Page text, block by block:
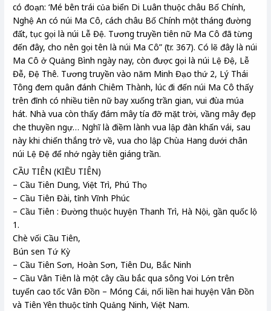
có đoạn: ‘Mé bên trái của biển Di Luân thuộc châu Bố Chính,
Nghệ An có núi Ma Cô, cách châu Bố Chính một tháng đường
đất, tục gọi là núi Lễ Đệ. Tương truyền tiên nữ Ma Cô đã từng
đến đây, cho nên gọi tên là núi Ma Cô” (tr. 367). Có lẽ đây là núi
Ma Cô ở Quảng Bình ngày nay, còn được gọi là núi Lệ Đệ, Lễ
Đễ, Đệ Thê. Tương truyền vào năm Minh Đạo thứ 2, Lý Thái
Tông đem quân đánh Chiêm Thành, lúc đi đến núi Ma Cô thấy
trên đỉnh có nhiều tiên nữ bay xuống trần gian, vui đùa múa
hát. Nhà vua còn thấy đám mây tía đỡ mặt trời, vầng mây đẹp
che thuyền ngự… Nghĩ là điềm lành vua lập đàn khấn vái, sau
này khi chiến thắng trở về, vua cho lập Chùa Hang dưới chân
núi Lệ Đệ để nhớ ngày tiên giáng trần.
CẦU TIÊN (KIỀU TIÊN)
– Cầu Tiên Dung, Việt Trì, Phú Thọ
– Cầu Tiên Đài, tỉnh Vĩnh Phúc
– Cầu Tiên : Đường thuộc huyện Thanh Trì, Hà Nội, gần quốc lộ
1.
Chè vối Cầu Tiên,
Bún sen Tứ Kỳ
– Cầu Tiên Sơn, Hoàn Sơn, Tiên Du, Bắc Ninh
– Cầu Vân Tiên là một cây cầu bắc qua sông Voi Lớn trên
tuyến cao tốc Vân Đồn – Móng Cái, nối liền hai huyện Vân Đồn
và Tiên Yên thuộc tỉnh Quảng Ninh, Việt Nam.